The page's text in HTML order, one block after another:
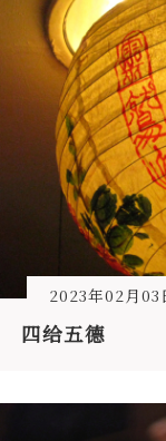
2023年02月03
四给五德